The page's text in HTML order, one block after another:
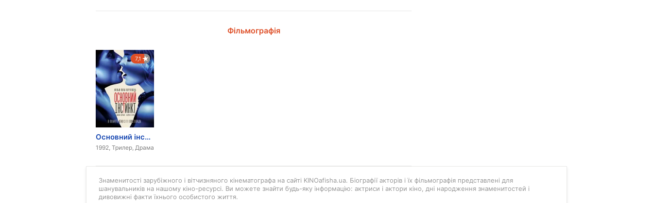
Фільмографія
7,1
Основний інстинкт
1992, Трилер, Драма
Знаменитості зарубіжного і вітчизняного кінематографа на сайті KINOafisha.ua. Біографії акторів і їх фільмографія представлені для
шанувальників на нашому кіно-ресурсі. Ви можете знайти будь-яку інформацію: актриси і актори кіно, дні народження знаменитостей і
дивовижні факти їхнього особистого життя.